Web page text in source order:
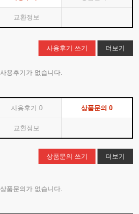
교환정보
사용후기 쓰기 더보기
사용후기가 없습니다.
사용후기 0 상품문의0
교환정보
상품문의 쓰기 더보기
상품문의가 없습니다.